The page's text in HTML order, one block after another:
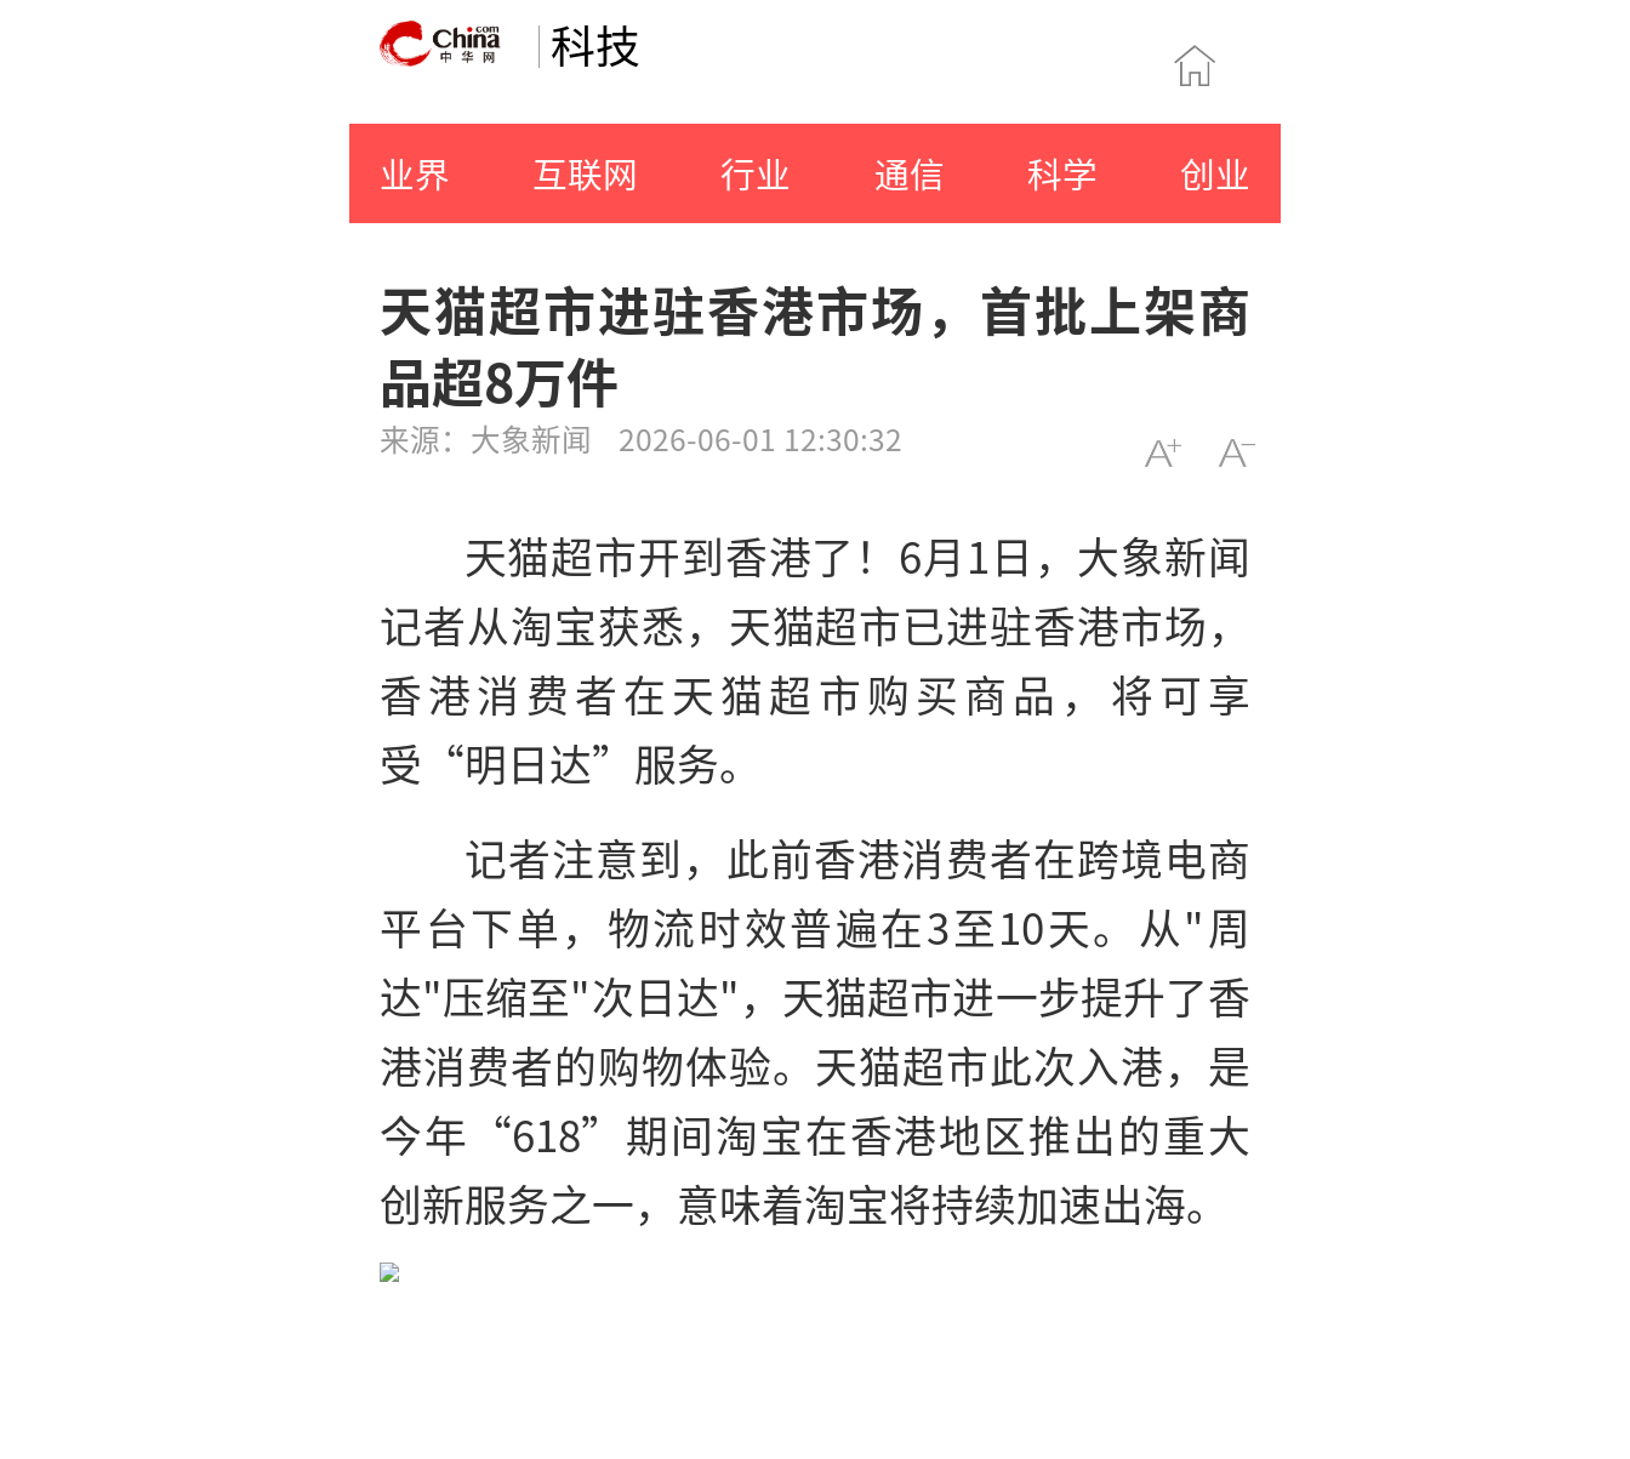
科技
业界 互联网 行业 通信 科学 创业
天猫超市进驻香港市场，首批上架商
品超8万件
来源：大象新闻 2026-06-01 12:30:32
天猫超市开到香港了！6月1日，大象新闻
记者从淘宝获悉，天猫超市已进驻香港市场，
香港消费者在天猫超市购买商品，将可享
受“明日达”服务。
记者注意到，此前香港消费者在跨境电商
平台下单，物流时效普遍在3至10天。从"周
达"压缩至"次日达"，天猫超市进一步提升了香
港消费者的购物体验。天猫超市此次入港，是
今年“618”期间淘宝在香港地区推出的重大
创新服务之一，意味着淘宝将持续加速出海。